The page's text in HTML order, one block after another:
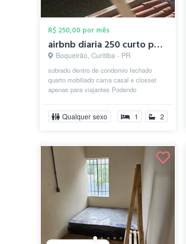
R$ 250,00 por mês
airbnb diaria 250 curto periodo
Boqueirão, Curitiba - PR
sobrado dentro de condomio fechado
quarto mobiliado cama casal e closset
apenas para viajantes Podendo
sala de e...
Qualquer sexo 1 2